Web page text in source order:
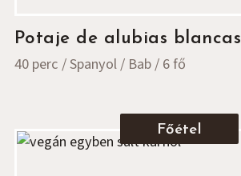
Potaje de alubias blancas
40 perc Spanyol Bab 6 fő
Főétel